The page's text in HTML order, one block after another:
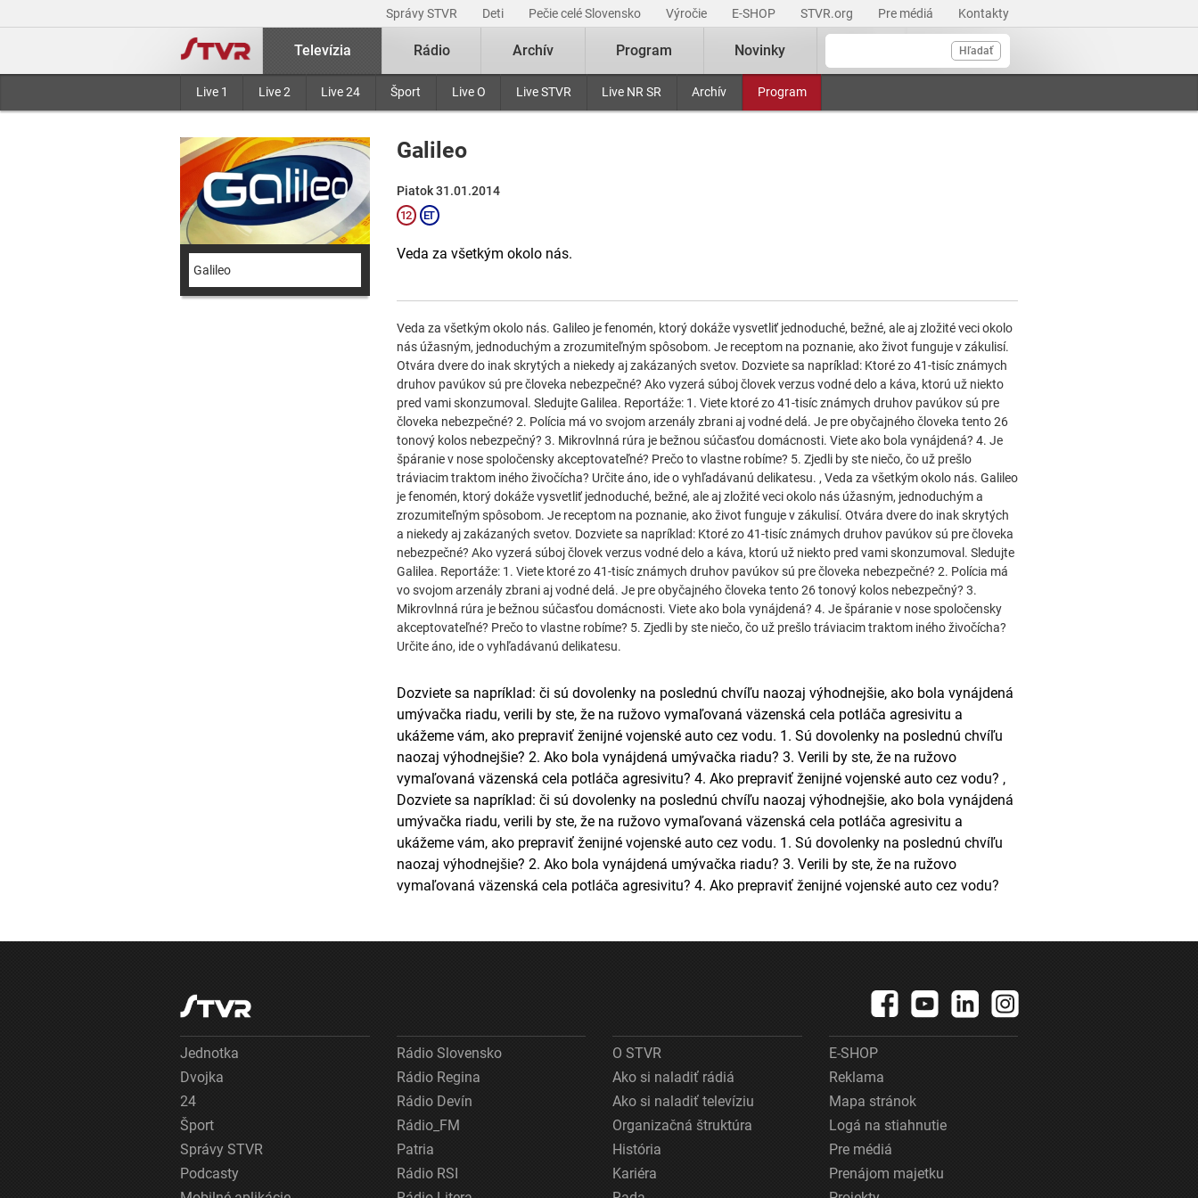
Správy STVR Deti Pečie celé Slovensko Výročie E-SHOP STVR.org Pre médiá Kontakty
Hľadať
Televízia
Live 1 Live 2 Live 24 Šport Live O Live STVR Live NR SR Archív Program
Rádio Archív Program Novinky
Galileo
Galileo
Piatok 31.01.2014
Veda za všetkým okolo nás.
Veda za všetkým okolo nás. Galileo je fenomén, ktorý dokáže vysvetliť jednoduché, bežné, ale aj zložité veci okolo
nás úžasným, jednoduchým a zrozumiteľným spôsobom. Je receptom na poznanie, ako život funguje v zákulisí.
Otvára dvere do inak skrytých a niekedy aj zakázaných svetov. Dozviete sa napríklad: Ktoré zo 41-tisíc známych
druhov pavúkov sú pre človeka nebezpečné? Ako vyzerá súboj človek verzus vodné delo a káva, ktorú už niekto
pred vami skonzumoval. Sledujte Galilea. Reportáže: 1. Viete ktoré zo 41-tisíc známych druhov pavúkov sú pre
človeka nebezpečné? 2. Polícia má vo svojom arzenály zbrani aj vodné delá. Je pre obyčajného človeka tento 26
tonový kolos nebezpečný? 3. Mikrovlnná rúra je bežnou súčasťou domácnosti. Viete ako bola vynájdená? 4. Je
špáranie v nose spoločensky akceptovateľné? Prečo to vlastne robíme? 5. Zjedli by ste niečo, čo už prešlo
tráviacim traktom iného živočícha? Určite áno, ide o vyhľadávanú delikatesu. , Veda za všetkým okolo nás. Galileo
je fenomén, ktorý dokáže vysvetliť jednoduché, bežné, ale aj zložité veci okolo nás úžasným, jednoduchým a
zrozumiteľným spôsobom. Je receptom na poznanie, ako život funguje v zákulisí. Otvára dvere do inak skrytých
a niekedy aj zakázaných svetov. Dozviete sa napríklad: Ktoré zo 41-tisíc známych druhov pavúkov sú pre človeka
nebezpečné? Ako vyzerá súboj človek verzus vodné delo a káva, ktorú už niekto pred vami skonzumoval. Sledujte
Galilea. Reportáže: 1. Viete ktoré zo 41-tisíc známych druhov pavúkov sú pre človeka nebezpečné? 2. Polícia má
vo svojom arzenály zbrani aj vodné delá. Je pre obyčajného človeka tento 26 tonový kolos nebezpečný? 3.
Mikrovlnná rúra je bežnou súčasťou domácnosti. Viete ako bola vynájdená? 4. Je špáranie v nose spoločensky
akceptovateľné? Prečo to vlastne robíme? 5. Zjedli by ste niečo, čo už prešlo tráviacim traktom iného živočícha?
Určite áno, ide o vyhľadávanú delikatesu.
Dozviete sa napríklad: či sú dovolenky na poslednú chvíľu naozaj výhodnejšie, ako bola vynájdená
umývačka riadu, verili by ste, že na ružovo vymaľovaná väzenská cela potláča agresivitu a
ukážeme vám, ako prepraviť ženijné vojenské auto cez vodu. 1. Sú dovolenky na poslednú chvíľu
naozaj výhodnejšie? 2. Ako bola vynájdená umývačka riadu? 3. Verili by ste, že na ružovo
vymaľovaná väzenská cela potláča agresivitu? 4. Ako prepraviť ženijné vojenské auto cez vodu? ,
Dozviete sa napríklad: či sú dovolenky na poslednú chvíľu naozaj výhodnejšie, ako bola vynájdená
umývačka riadu, verili by ste, že na ružovo vymaľovaná väzenská cela potláča agresivitu a
ukážeme vám, ako prepraviť ženijné vojenské auto cez vodu. 1. Sú dovolenky na poslednú chvíľu
naozaj výhodnejšie? 2. Ako bola vynájdená umývačka riadu? 3. Verili by ste, že na ružovo
vymaľovaná väzenská cela potláča agresivitu? 4. Ako prepraviť ženijné vojenské auto cez vodu?
Jednotka
Dvojka
24
Šport
Správy STVR
Podcasty
Rádio Slovensko
Rádio Regina
Rádio Devín
Rádio_FM
Patria
Rádio RSI
O STVR
Ako si naladiť rádiá
Ako si naladiť televíziu
Organizačná štruktúra
História
Kariéra
E-SHOP
Reklama
Mapa stránok
Logá na stiahnutie
Pre médiá
Prenájom majetku